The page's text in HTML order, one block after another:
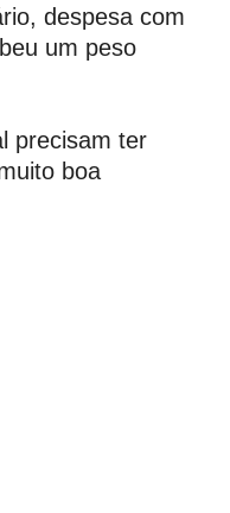
despesa com
um peso
precisam ter
boa